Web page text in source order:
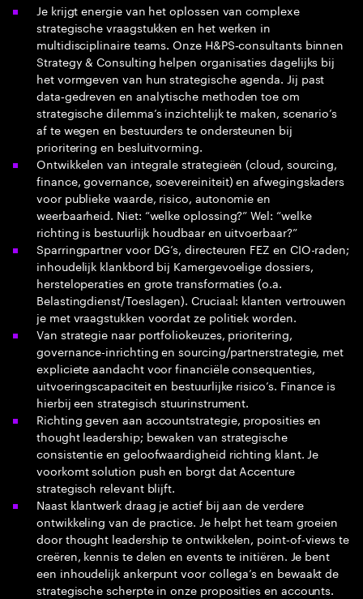
Je krijgt energie van het oplossen van complexe
strategische vraagstukken en het werken in
multidisciplinaire teams. Onze H&PS‑consultants binnen
Strategy & Consulting helpen organisaties dagelijks bij
het vormgeven van hun strategische agenda. Jij past
data‑gedreven en analytische methoden toe om
strategische dilemma’s inzichtelijk te maken, scenario’s
af te wegen en bestuurders te ondersteunen bij
prioritering en besluitvorming.
Ontwikkelen van integrale strategieën (cloud, sourcing,
finance, governance, soevereiniteit) en afwegingskaders
voor publieke waarde, risico, autonomie en
weerbaarheid. Niet: “welke oplossing?” Wel: “welke
richting is bestuurlijk houdbaar en uitvoerbaar?”
Sparringpartner voor DG’s, directeuren FEZ en CIO-raden;
inhoudelijk klankbord bij Kamergevoelige dossiers,
hersteloperaties en grote transformaties (o.a.
Belastingdienst/Toeslagen). Cruciaal: klanten vertrouwen
je met vraagstukken voordat ze politiek worden.
Van strategie naar portfoliokeuzes, prioritering,
governance-inrichting en sourcing/partnerstrategie, met
expliciete aandacht voor financiële consequenties,
uitvoeringscapaciteit en bestuurlijke risico’s. Finance is
hierbij een strategisch stuurinstrument.
Richting geven aan accountstrategie, proposities en
thought leadership; bewaken van strategische
consistentie en geloofwaardigheid richting klant. Je
voorkomt solution push en borgt dat Accenture
strategisch relevant blijft.
Naast klantwerk draag je actief bij aan de verdere
ontwikkeling van de practice. Je helpt het team groeien
door thought leadership te ontwikkelen, point‑of‑views te
creëren, kennis te delen en events te initiëren. Je bent
een inhoudelijk ankerpunt voor collega’s en bewaakt de
strategische scherpte in onze proposities en accounts.